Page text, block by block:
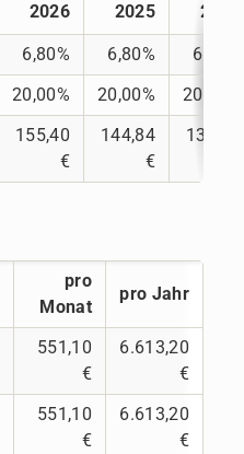
2026 2025 2024
6,80% 6,80%
6,80%
20,00% 20,00%
20,00%
155,40
€
144,84
€
136,20
pro
Monat
pro Jahr
551,10
€
6.613,20
€
551,10
€
6.613,20
€